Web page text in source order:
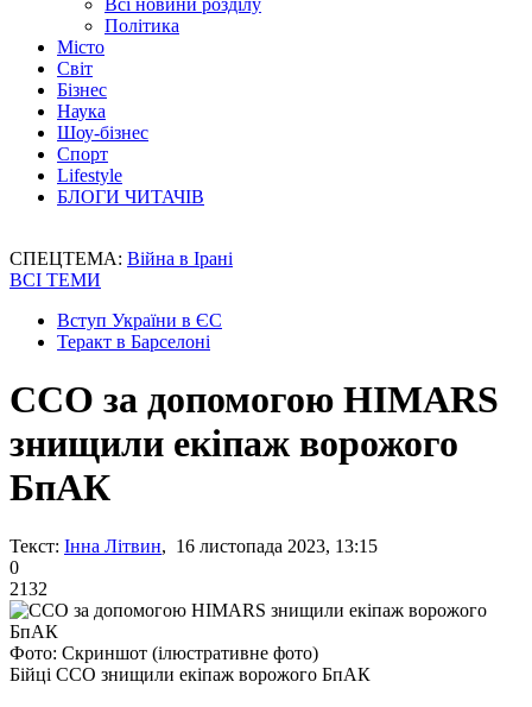
Всі новини розділу
Політика
Місто
Світ
Бізнес
Наука
Шоу-бізнес
Спорт
Lifestyle
БЛОГИ ЧИТАЧІВ
СПЕЦТЕМА: Війна в Ірані
ВСІ ТЕМИ
Вступ України в ЄС
Теракт в Барселоні
ССО за допомогою HIMARS
знищили екіпаж ворожого
БпАК
Текст: Інна Літвин, 16 листопада 2023, 13:15
0
2132
Фото: Скриншот (ілюстративне фото)
Бійці ССО знищили екіпаж ворожого БпАК